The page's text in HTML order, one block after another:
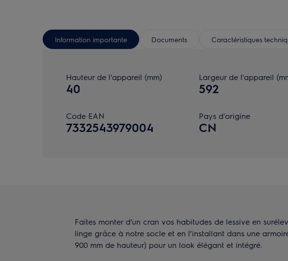
Information importante Documents Caractéristiques
Hauteur de l'appareil (mm)
40
Largeur de l'appareil
592
Code EAN
7332543979004
Pays d'origine
CN
Faites monter d’un cran vos habitudes de lessive en
linge grâce à notre socle et en l’installant dans une
900 mm de hauteur) pour un look élégant et intégré.